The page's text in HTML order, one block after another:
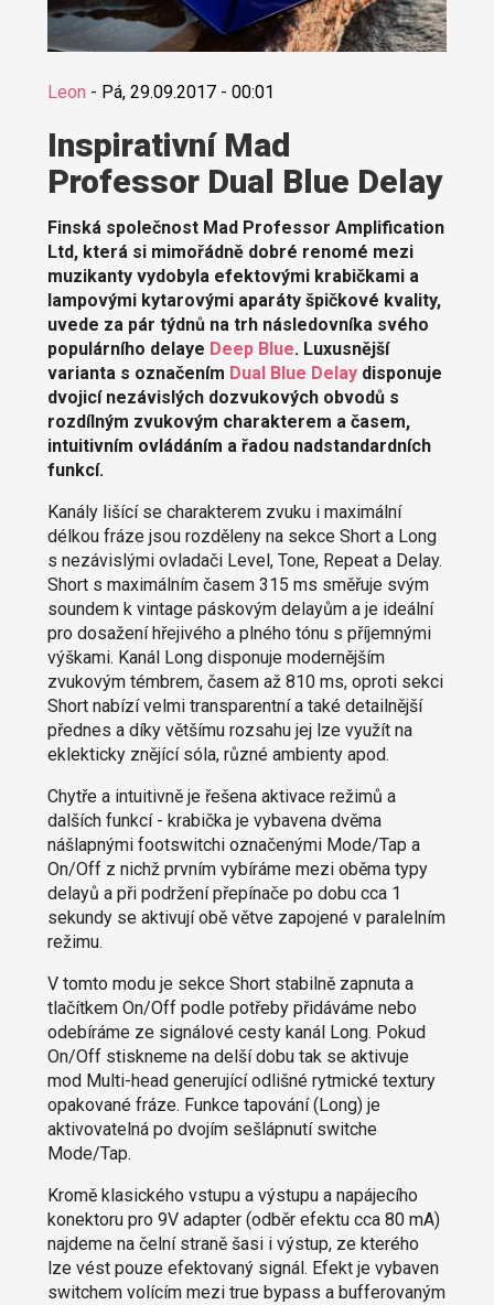
Leon - Pá, 29.09.2017 - 00:01
Inspirativní Mad
Professor Dual Blue Delay
Finská společnost Mad Professor Amplification
Ltd, která si mimořádně dobré renomé mezi
muzikanty vydobyla efektovými krabičkami a
lampovými kytarovými aparáty špičkové kvality,
uvede za pár týdnů na trh následovníka svého
populárního delaye Deep Blue. Luxusnější
varianta s označením Dual Blue Delaydisponuje
dvojicí nezávislých dozvukových obvodů s
rozdílným zvukovým charakterem a časem,
intuitivním ovládáním a řadou nadstandardních
funkcí.
Kanály lišící se charakterem zvuku i maximální
délkou fráze jsou rozděleny na sekce Short a Long
s nezávislými ovladači Level, Tone, Repeat a Delay.
Short s maximálním časem 315 ms směřuje svým
soundem k vintage páskovým delayům a je ideální
pro dosažení hřejivého a plného tónu s příjemnými
výškami. Kanál Long disponuje modernějším
zvukovým témbrem, časem až 810 ms, oproti sekci
Short nabízí velmi transparentní a také detailnější
přednes a díky většímu rozsahu jej lze využít na
eklekticky znějící sóla, různé ambienty apod.
Chytře a intuitivně je řešena aktivace režimů a
dalších funkcí - krabička je vybavena dvěma
nášlapnými footswitchi označenými Mode/Tap a
On/Off z nichž prvním vybíráme mezi oběma typy
delayů a při podržení přepínače po dobu cca 1
sekundy se aktivují obě větve zapojené v paralelním
režimu.
V tomto modu je sekce Short stabilně zapnuta a
tlačítkem On/Off podle potřeby přidáváme nebo
odebíráme ze signálové cesty kanál Long. Pokud
On/Off stiskneme na delší dobu tak se aktivuje
mod Multi-head generující odlišné rytmické textury
opakované fráze. Funkce tapování (Long) je
aktivovatelná po dvojím sešlápnutí switche
Mode/Tap.
Kromě klasického vstupu a výstupu a napájecího
konektoru pro 9V adapter (odběr efektu cca 80 mA)
najdeme na čelní straně šasi i výstup, ze kterého
lze vést pouze efektovaný signál. Efekt je vybaven
switchem volícím mezi true bypass a bufferovaným